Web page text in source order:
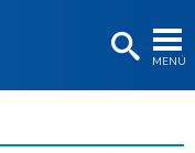
MENÚ